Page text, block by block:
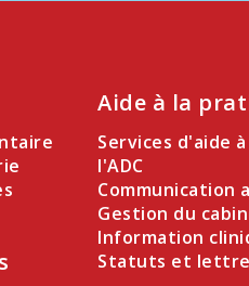
Aide à la
Services d'aide
l'ADC
Communication
Gestion du
Information
Statuts et